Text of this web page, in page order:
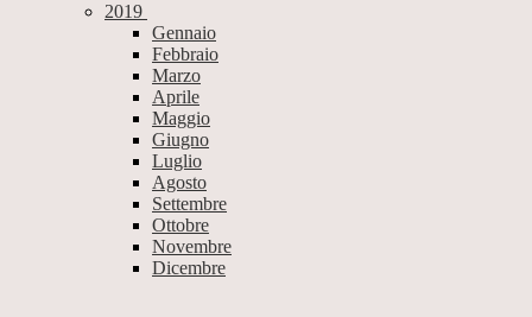
2019
Gennaio
Febbraio
Marzo
Aprile
Maggio
Giugno
Luglio
Agosto
Settembre
Ottobre
Novembre
Dicembre